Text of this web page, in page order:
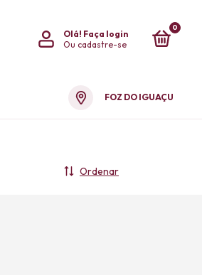
Olá! Faça login
Ou cadastre-se
0
FOZ DO IGUAÇU
Ordenar